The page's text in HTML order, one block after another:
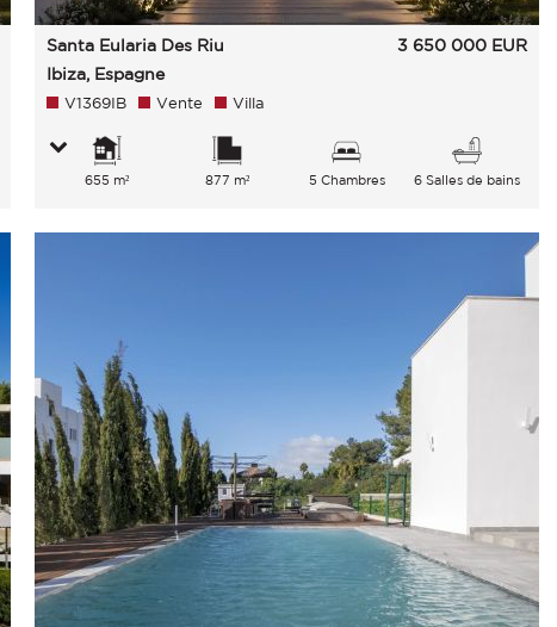
Santa Eularia Des Riu
Ibiza, Espagne
3 650 000 EUR
V1369IB Vente Villa
655 m² 877 m² 5 Chambres 6 Salles de bains